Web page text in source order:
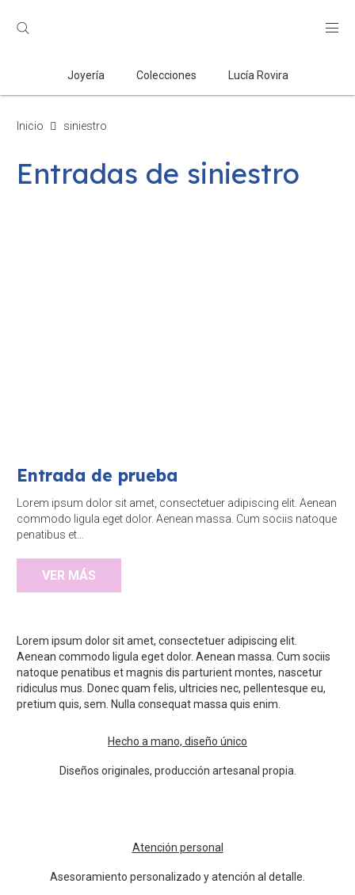
Búsqueda
de
Joyería Colecciones Lucía Rovira
Inicio siniestro
Entradas de siniestro
Entrada de prueba
Lorem ipsum dolor sit amet, consectetuer adipiscing elit. Aenean
commodo ligula eget dolor. Aenean massa. Cum sociis natoque
penatibus et…
VER MÁS
Lorem ipsum dolor sit amet, consectetuer adipiscing elit.
Aenean commodo ligula eget dolor. Aenean massa. Cum sociis
natoque penatibus et magnis dis parturient montes, nascetur
ridiculus mus. Donec quam felis, ultricies nec, pellentesque eu,
pretium quis, sem. Nulla consequat massa quis enim.
Hecho a mano, diseño único
Diseños originales, producción artesanal propia.
Atención personal
Asesoramiento personalizado y atención al detalle.